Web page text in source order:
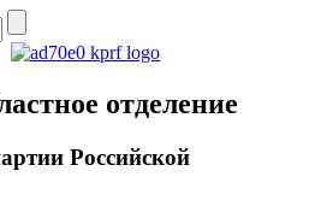
отделение
Российской